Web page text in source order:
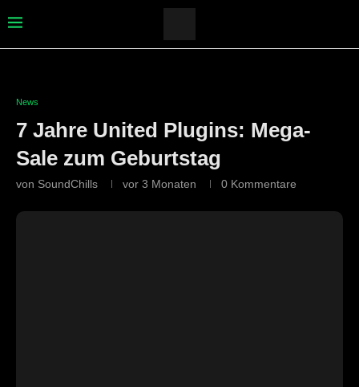
News
7 Jahre United Plugins: Mega-
Sale zum Geburtstag
von SoundChills vor 3 Monaten 0 Kommentare